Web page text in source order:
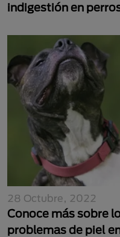
indigestión en
28 Octubre, 2022
Conoce más sobre
problemas de piel